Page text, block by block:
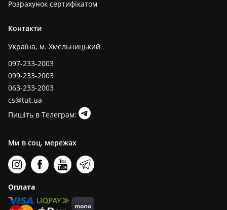
Розрахунок сертифікатом
Контакти
Україна, м. Хмельницький
097-233-2003
099-233-2003
063-233-2003
cs@tut.ua
Пишіть в Телеграм:
Ми в соц. мережах
Оплата